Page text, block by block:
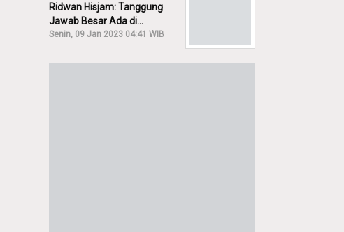
Ridwan Hisjam: Tanggung
Jawab Besar Ada di
Pemprov, Bukan DPRD Jatim!
Senin, 09 Jan 2023 04:41 WIB